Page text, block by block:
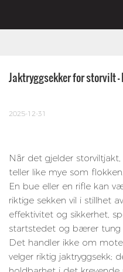
Jaktryggsekker for storvilt
2025-12-31
Når det gjelder
teller like mye som flokken.
En bue eller en rifle kan
riktige sekken vil i stillhet
effektivitet og sikkerhet,
startstedet og bærer tung
Det handler ikke om
velger riktig jaktryggsekk;